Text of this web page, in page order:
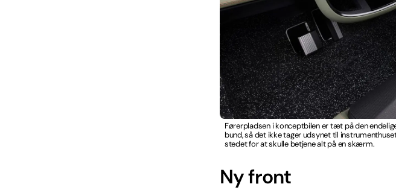
Førerpladsen i konceptbilen er tæt på den
bund, så det ikke tager udsynet til
stedet for at skulle betjene alt på en skærm.
Ny front